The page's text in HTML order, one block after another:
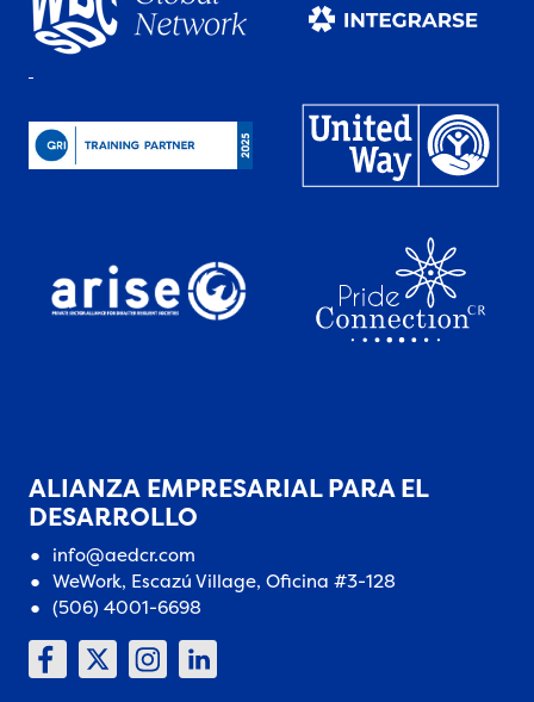
ALIANZA EMPRESARIAL PARA EL
DESARROLLO
info@aedcr.com
WeWork, Escazú Village, Oficina #3-128
(506) 4001-6698